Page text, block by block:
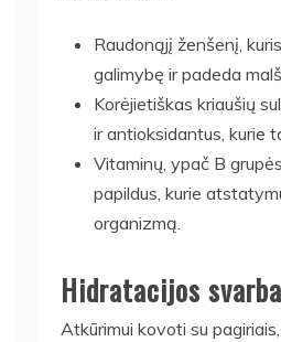
Raudonąjį ženšenį,
galimybę ir padeda
Korėjietiškas kriaušių
ir antioksidantus, kurie
Vitaminų, ypač B
papildus, kurie
organizmą.
Hidratacijos svarba
Atkūrimui kovoti su